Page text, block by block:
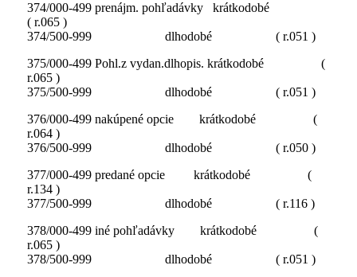
374/000-499 prenájm. pohľadávky krátkodobé
( r.065 )
374/500-999 dlhodobé ( r.051 )
375/000-499 Pohl.z vydan.dlhopis. krátkodobé (
r.065 )
375/500-999 dlhodobé ( r.051 )
376/000-499 nakúpené opcie krátkodobé (
r.064 )
376/500-999 dlhodobé ( r.050 )
377/000-499 predané opcie krátkodobé (
r.134 )
377/500-999 dlhodobé ( r.116 )
378/000-499 iné pohľadávky krátkodobé (
r.065 )
378/500-999 dlhodobé ( r.051 )